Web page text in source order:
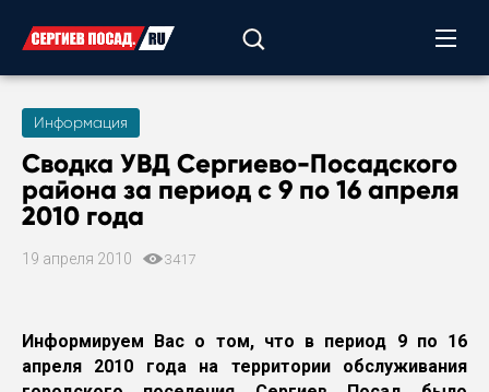
Информация
Сводка УВД Сергиево-Посадского
района за период с 9 по 16 апреля
2010 года
19 апреля 2010 3417
Информируем Вас о том, что в период 9 по 16
апреля 2010 года на территории обслуживания